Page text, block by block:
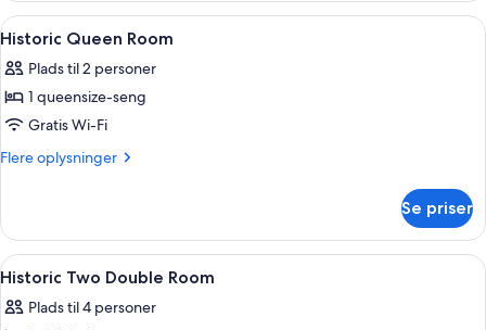
Room
Indlæs
alle
billeder
af
Historic
Queen
Premium-sengetøj, pengeskab på
3
Historic Queen Room
Plads til 2 personer
1 queensize-seng
Gratis Wi-Fi
Flere oplysninger
Flere
Queen
Room
Se priser
Indlæs
alle
billeder
Premium-sengetøj, pengeskab på
4
Historic Two Double Room
Plads til 4 personer